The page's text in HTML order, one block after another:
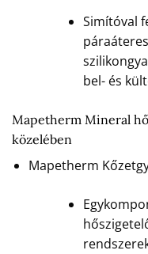
Simítóval
bel- és
Mapetherm Mineral
közelében
Mapetherm